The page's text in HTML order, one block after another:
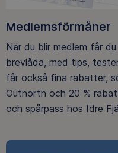
Medlemsförmåner
När du blir medlem får
brevlåda, med tips,
får också fina rabatter,
Outnorth och 20 %
och spårpass hos Idre